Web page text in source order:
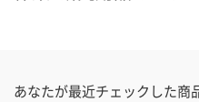
あなたが最近チェックした商